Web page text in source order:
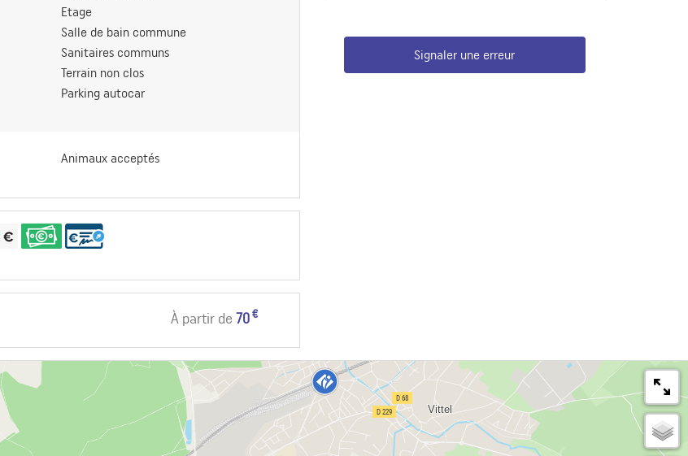
Etage
Salle de bain commune
Sanitaires communs
Terrain non clos
Parking autocar
Animaux acceptés
À partir de70€
Signaler une erreur